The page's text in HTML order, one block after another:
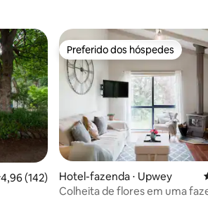
hóspedes
de uma avaliação média de 5, 142
4,96 (142)
Preferido dos hóspedes
Preferido dos hóspedes
Hotel-fazenda ⋅ Upwey
Colheita de flores em uma